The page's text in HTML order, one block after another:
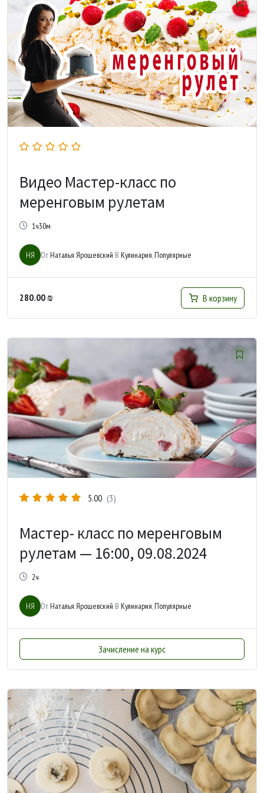
Видео Мастер-класс по
меренговым рулетам
1ч30м
НЯ ОтНаталья Ярошевский В Кулинария Популярные
280.00 ₪ В корзину
5.00 (3)
Мастер- класс по меренговым
рулетам — 16:00, 09.08.2024
2ч
НЯ ОтНаталья Ярошевский В Кулинария,Популярные
Зачисление на курс